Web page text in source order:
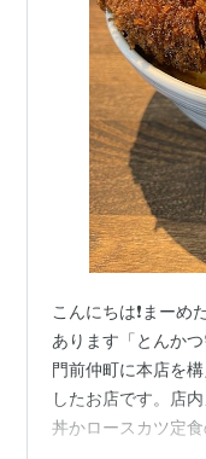
こんにちは❗️まー
あります「とんか
門前仲町に本店を
したお店です。店
丼かロースカツ定